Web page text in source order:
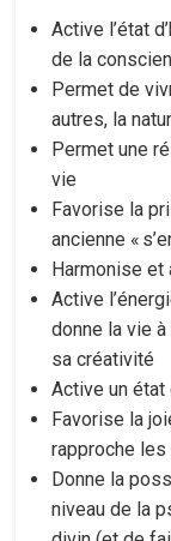
Active l’état
de la
Permet de
autres, la
Permet une
vie
Favorise la
ancienne «
Harmonise
Active
donne la vie
sa créativité
Active un état
Favorise la
rapproche les
Donne la
niveau de la